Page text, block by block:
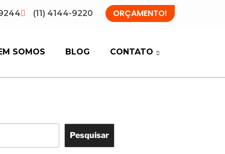
(11) 4144-9220 ORÇAMENTO!
SOMOS BLOG CONTATO
Pesquisar